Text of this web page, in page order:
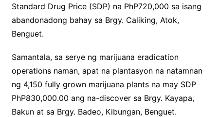
Standard Drug Price (SDP) na PhP720,000 sa isang
abandonadong bahay sa Brgy. Caliking, Atok,
Benguet.
Samantala, sa serye ng marijuana eradication
operations naman, apat na plantasyon na natamnan
ng 4,150 fully grown marijuana plants na may SDP
PhP830,000.00 ang na-discover sa Brgy. Kayapa,
Bakun at sa Brgy. Badeo, Kibungan, Benguet.